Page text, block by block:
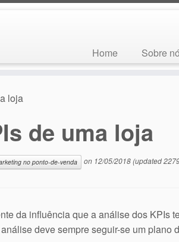
Home Sobre
loja
de uma loja
no ponto-de-venda on 12/05/2018(updated
da influência que a análise dos
deve sempre seguir-se um